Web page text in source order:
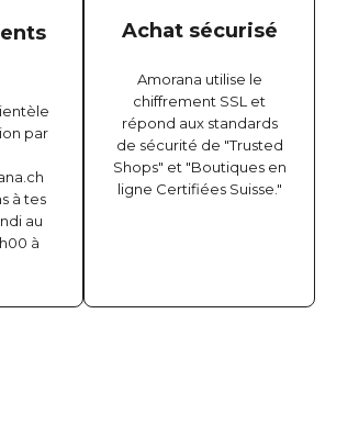
par
à tes
au
à
Achat sécurisé
Amorana utilise le
chiffrement SSL et
répond aux standards
de sécurité de "Trusted
Shops" et "Boutiques en
ligne Certifiées Suisse."